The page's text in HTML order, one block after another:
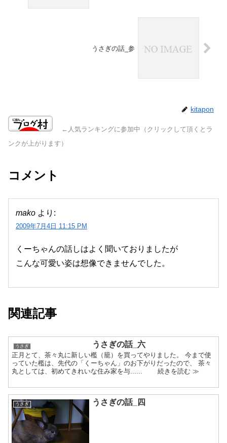
うさぎの話_参
kitapon
←人気ランキングに参加中（クリックして頂くとラ
ンクが上がります）
コメント
mako より:
2009年7月4日 11:15 PM
くーちゃんの話しはよく聞いておりましたが
こんな可愛い姿は想像できませんでした。
関連記事
うさぎ うさぎの話_六
正月とて、茶々丸に新しい檻（籠）を買ってやりました。 今まで使
っていた檻は、先代の「くーちゃん」のお下がりだったので、 茶々
丸としては、初めてきれいな住み家を与...... 続きを読む ≫
うさぎ うさぎの話_四